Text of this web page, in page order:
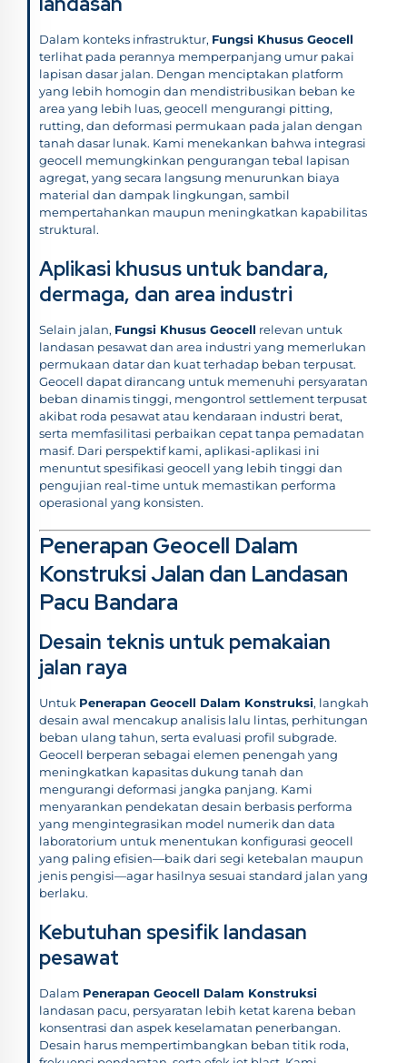
Dalam konteks infrastruktur, Fungsi Khusus Geocell
terlihat pada perannya memperpanjang umur pakai
lapisan dasar jalan. Dengan menciptakan platform
yang lebih homogin dan mendistribusikan beban ke
area yang lebih luas, geocell mengurangi pitting,
rutting, dan deformasi permukaan pada jalan dengan
tanah dasar lunak. Kami menekankan bahwa integrasi
geocell memungkinkan pengurangan tebal lapisan
agregat, yang secara langsung menurunkan biaya
material dan dampak lingkungan, sambil
mempertahankan maupun meningkatkan kapabilitas
struktural.
Aplikasi khusus untuk bandara,
dermaga, dan area industri
Selain jalan, Fungsi Khusus Geocell relevan untuk
landasan pesawat dan area industri yang memerlukan
permukaan datar dan kuat terhadap beban terpusat.
Geocell dapat dirancang untuk memenuhi persyaratan
beban dinamis tinggi, mengontrol settlement terpusat
akibat roda pesawat atau kendaraan industri berat,
serta memfasilitasi perbaikan cepat tanpa pemadatan
masif. Dari perspektif kami, aplikasi-aplikasi ini
menuntut spesifikasi geocell yang lebih tinggi dan
pengujian real-time untuk memastikan performa
operasional yang konsisten.
Penerapan Geocell Dalam
Konstruksi Jalan dan Landasan
Pacu Bandara
Desain teknis untuk pemakaian
jalan raya
Untuk Penerapan Geocell Dalam Konstruksi, langkah
desain awal mencakup analisis lalu lintas, perhitungan
beban ulang tahun, serta evaluasi profil subgrade.
Geocell berperan sebagai elemen penengah yang
meningkatkan kapasitas dukung tanah dan
mengurangi deformasi jangka panjang. Kami
menyarankan pendekatan desain berbasis performa
yang mengintegrasikan model numerik dan data
laboratorium untuk menentukan konfigurasi geocell
yang paling efisien—baik dari segi ketebalan maupun
jenis pengisi—agar hasilnya sesuai standard jalan yang
berlaku.
Kebutuhan spesifik landasan
pesawat
Dalam Penerapan Geocell Dalam Konstruksi
landasan pacu, persyaratan lebih ketat karena beban
konsentrasi dan aspek keselamatan penerbangan.
Desain harus mempertimbangkan beban titik roda,